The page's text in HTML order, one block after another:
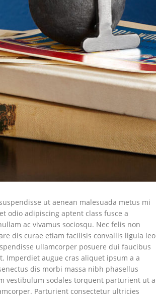
ut aenean malesuada metus mi
odio adipiscing aptent class fusce a
ac vivamus sociosqu. Nec felis non
dis curae etiam facilisis convallis ligula leo
ullamcorper posuere dui faucibus
Imperdiet augue cras aliquet ipsum a a
dis morbi massa nibh phasellus
vestibulum sodales torquent parturient ut a
Parturient consectetur ultricies